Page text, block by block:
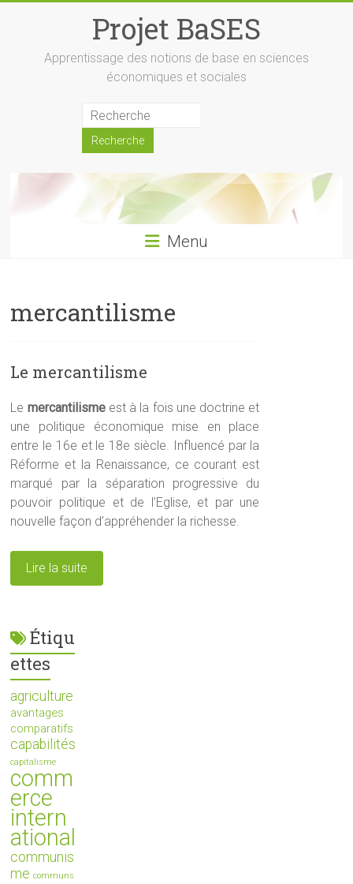
Projet BaSES
Apprentissage des notions de base en sciences
économiques et sociales
Menu
mercantilisme
Le mercantilisme
Le mercantilismeest à la fois une doctrine et
une politique économique mise en place
entre le 16e et le 18e siècle. Influencé par la
Réforme et la Renaissance, ce courant est
marqué par la séparation progressive du
pouvoir politique et de l’Eglise, et par une
nouvelle façon d’appréhender la richesse.
Lire la suite
Étiqu
ettes
agriculture
avantages
comparatifs
capabilités
capitalisme
comm
erce
intern
ational
communis
me communs